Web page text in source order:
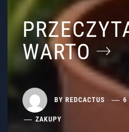
WARTO
BY REDCACTUS 6
ZAKUPY